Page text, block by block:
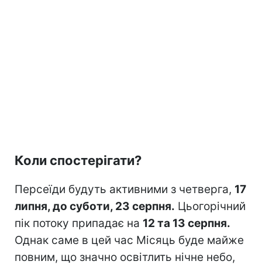
Коли спостерігати?
Персеїди будуть активними з четверга, 17
липня, до суботи, 23 серпня. Цьогорічний
пік потоку припадає на 12 та 13 серпня.
Однак саме в цей час Місяць буде майже
повним, що значно освітлить нічне небо,